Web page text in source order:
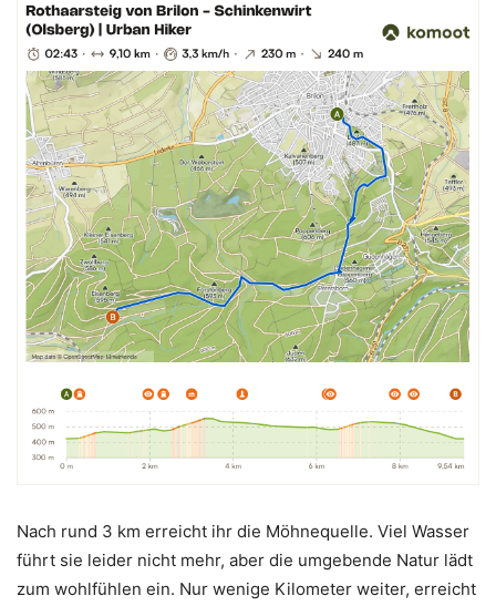
Nach rund 3 km erreicht ihr die Möhnequelle. Viel Wasser
führt sie leider nicht mehr, aber die umgebende Natur lädt
zum wohlfühlen ein. Nur wenige Kilometer weiter, erreicht